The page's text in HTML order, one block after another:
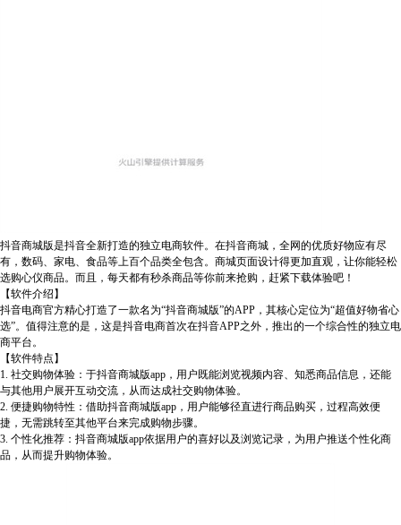
抖音商城版是抖音全新打造的独立电商软件。在抖音商城，全网的优质好物应有尽
有，数码、家电、食品等上百个品类全包含。商城页面设计得更加直观，让你能轻松
选购心仪商品。而且，每天都有秒杀商品等你前来抢购，赶紧下载体验吧！
【软件介绍】
抖音电商官方精心打造了一款名为“抖音商城版”的APP，其核心定位为“超值好物省心
选”。值得注意的是，这是抖音电商首次在抖音APP之外，推出的一个综合性的独立电
商平台。
【软件特点】
1. 社交购物体验：于抖音商城版app，用户既能浏览视频内容、知悉商品信息，还能
与其他用户展开互动交流，从而达成社交购物体验。
2. 便捷购物特性：借助抖音商城版app，用户能够径直进行商品购买，过程高效便
捷，无需跳转至其他平台来完成购物步骤。
3. 个性化推荐：抖音商城版app依据用户的喜好以及浏览记录，为用户推送个性化商
品，从而提升购物体验。